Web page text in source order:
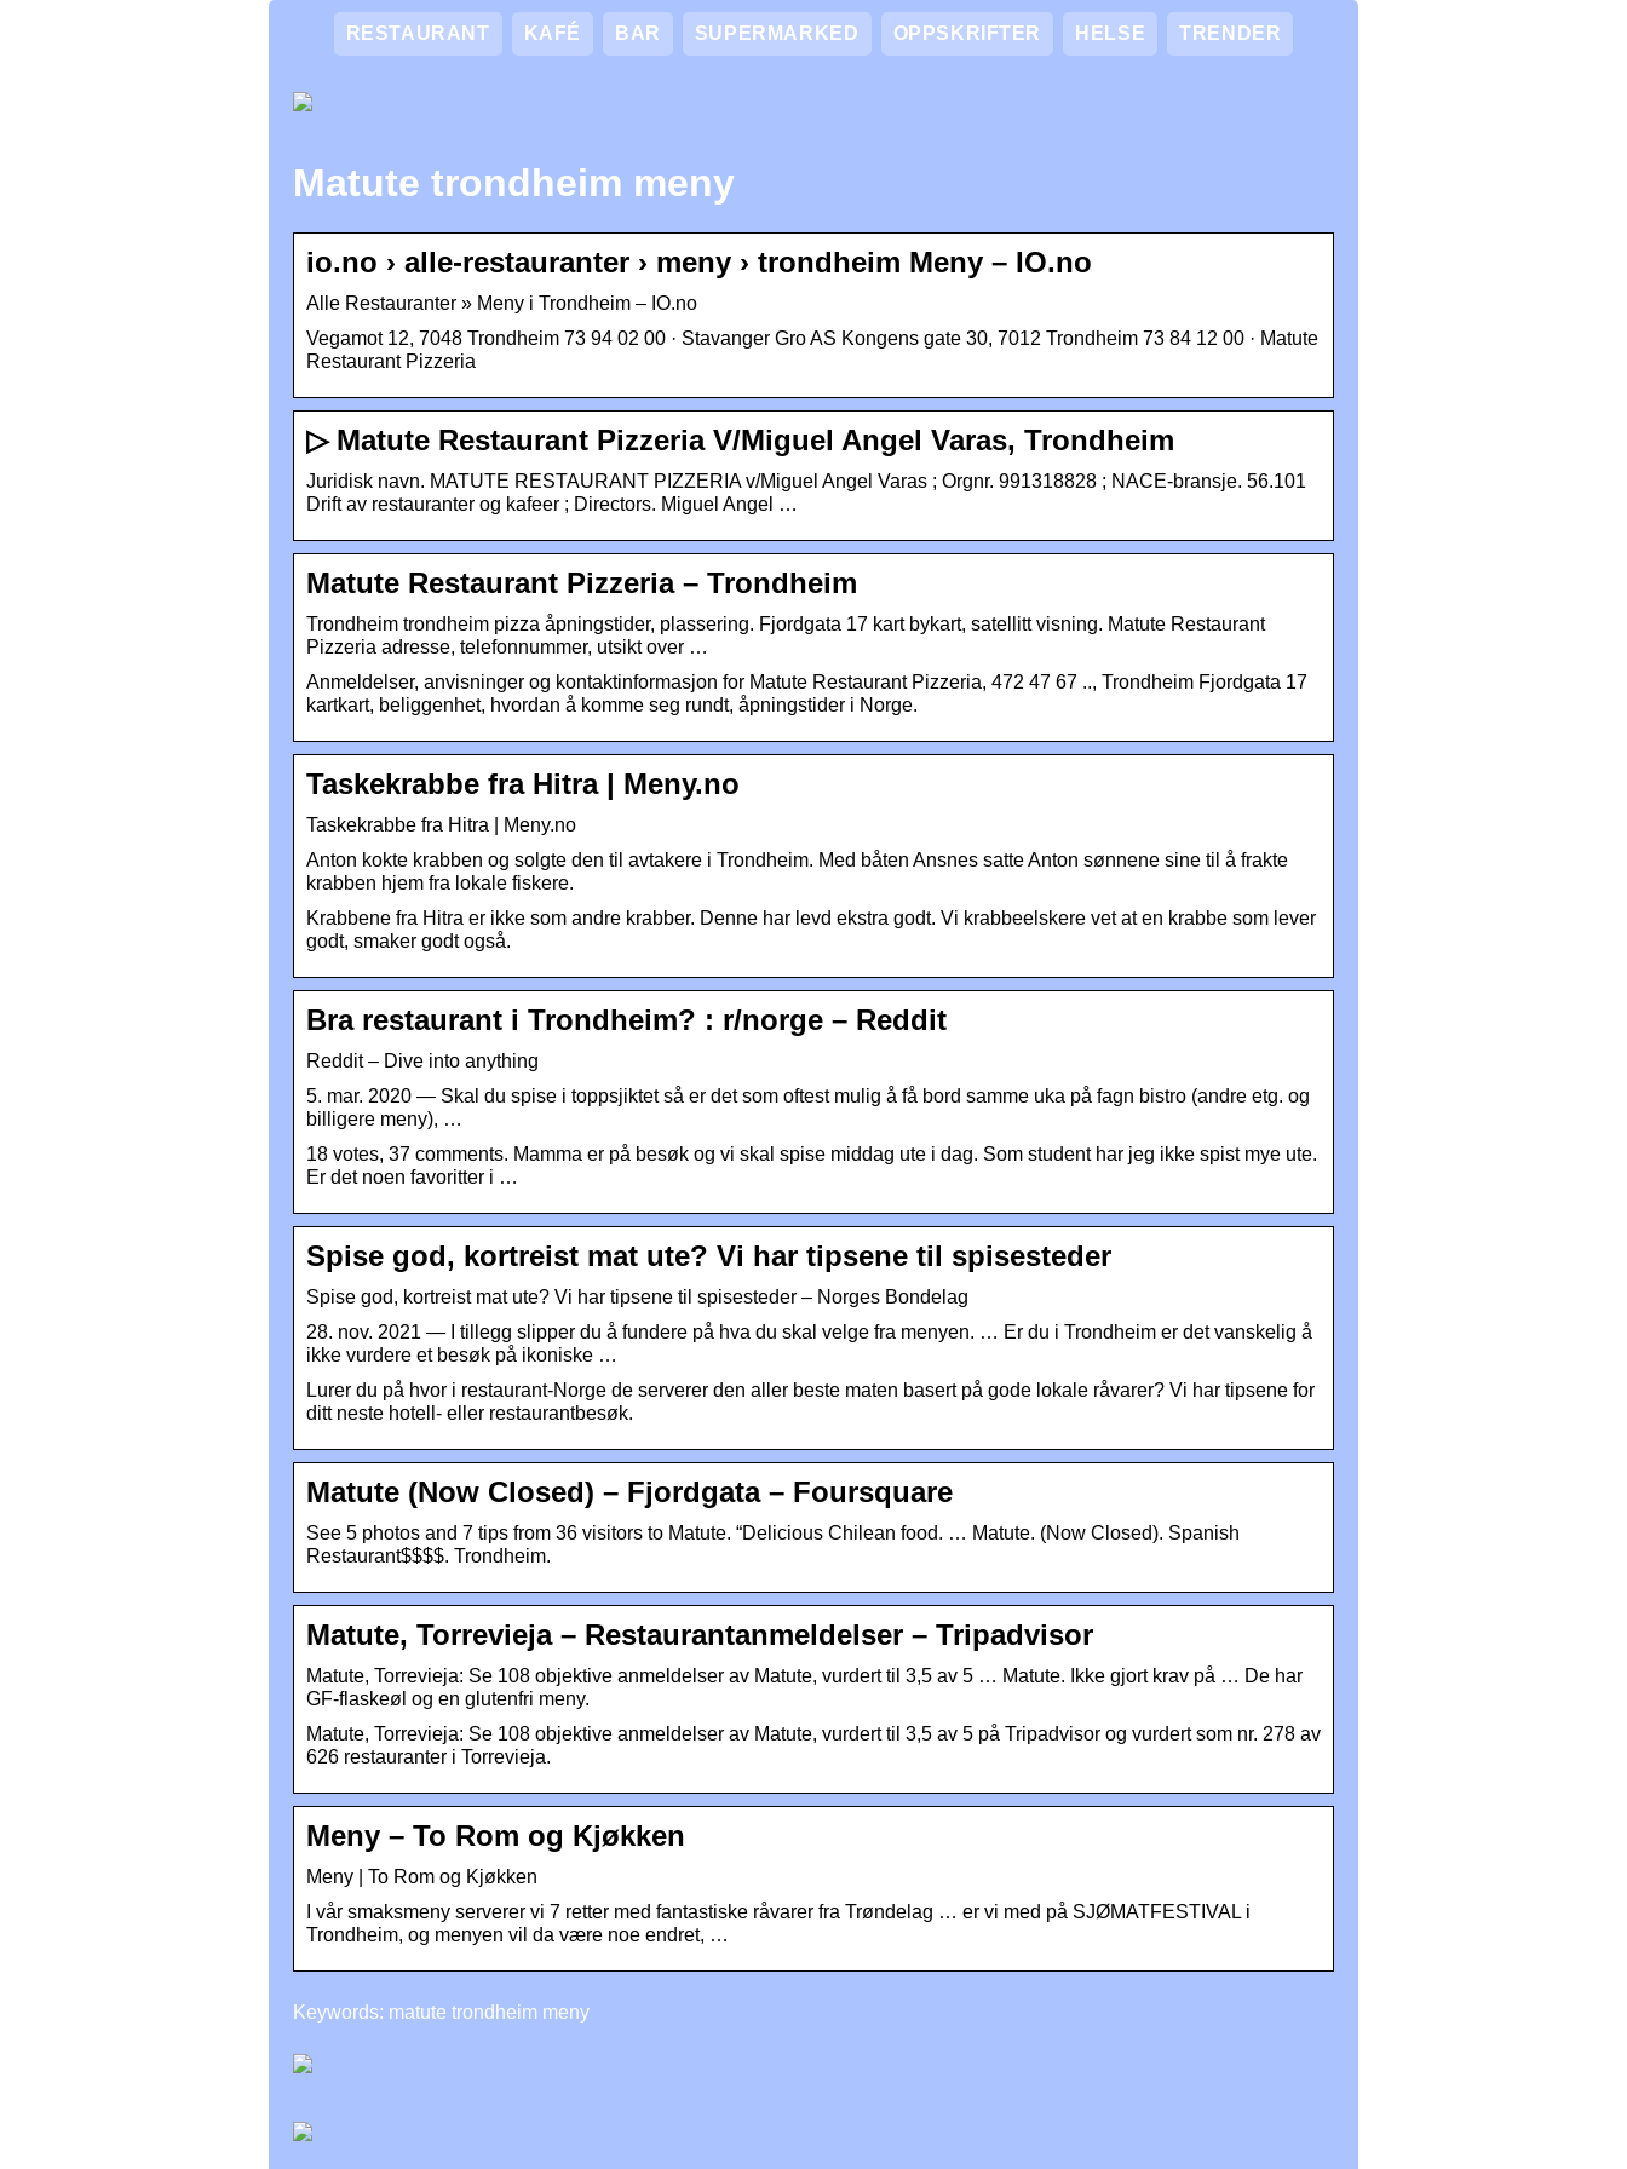
RESTAURANT KAFÉ BAR SUPERMARKED OPPSKRIFTER HELSE TRENDER
Matute trondheim meny
io.no › alle-restauranter › meny › trondheim Meny – IO.no
Alle Restauranter » Meny i Trondheim – IO.no
Vegamot 12, 7048 Trondheim 73 94 02 00 · Stavanger Gro AS Kongens gate 30, 7012 Trondheim 73 84 12 00 · Matute
Restaurant Pizzeria
▷ Matute Restaurant Pizzeria V/Miguel Angel Varas, Trondheim
Juridisk navn. MATUTE RESTAURANT PIZZERIA v/Miguel Angel Varas ; Orgnr. 991318828 ; NACE-bransje. 56.101
Drift av restauranter og kafeer ; Directors. Miguel Angel …
Matute Restaurant Pizzeria – Trondheim
Trondheim trondheim pizza åpningstider, plassering. Fjordgata 17 kart bykart, satellitt visning. Matute Restaurant
Pizzeria adresse, telefonnummer, utsikt over …
Anmeldelser, anvisninger og kontaktinformasjon for Matute Restaurant Pizzeria, 472 47 67 .., Trondheim Fjordgata 17
kartkart, beliggenhet, hvordan å komme seg rundt, åpningstider i Norge.
Taskekrabbe fra Hitra | Meny.no
Taskekrabbe fra Hitra | Meny.no
Anton kokte krabben og solgte den til avtakere i Trondheim. Med båten Ansnes satte Anton sønnene sine til å frakte
krabben hjem fra lokale fiskere.
Krabbene fra Hitra er ikke som andre krabber. Denne har levd ekstra godt. Vi krabbeelskere vet at en krabbe som lever
godt, smaker godt også.
Bra restaurant i Trondheim? : r/norge – Reddit
Reddit – Dive into anything
5. mar. 2020 — Skal du spise i toppsjiktet så er det som oftest mulig å få bord samme uka på fagn bistro (andre etg. og
billigere meny), …
18 votes, 37 comments. Mamma er på besøk og vi skal spise middag ute i dag. Som student har jeg ikke spist mye ute.
Er det noen favoritter i …
Spise god, kortreist mat ute? Vi har tipsene til spisesteder
Spise god, kortreist mat ute? Vi har tipsene til spisesteder – Norges Bondelag
28. nov. 2021 — I tillegg slipper du å fundere på hva du skal velge fra menyen. … Er du i Trondheim er det vanskelig å
ikke vurdere et besøk på ikoniske …
Lurer du på hvor i restaurant-Norge de serverer den aller beste maten basert på gode lokale råvarer? Vi har tipsene for
ditt neste hotell- eller restaurantbesøk.
Matute (Now Closed) – Fjordgata – Foursquare
See 5 photos and 7 tips from 36 visitors to Matute. “Delicious Chilean food. … Matute. (Now Closed). Spanish
Restaurant$$$$. Trondheim.
Matute, Torrevieja – Restaurantanmeldelser – Tripadvisor
Matute, Torrevieja: Se 108 objektive anmeldelser av Matute, vurdert til 3,5 av 5 … Matute. Ikke gjort krav på … De har
GF-flaskeøl og en glutenfri meny.
Matute, Torrevieja: Se 108 objektive anmeldelser av Matute, vurdert til 3,5 av 5 på Tripadvisor og vurdert som nr. 278 av
626 restauranter i Torrevieja.
Meny – To Rom og Kjøkken
Meny | To Rom og Kjøkken
I vår smaksmeny serverer vi 7 retter med fantastiske råvarer fra Trøndelag … er vi med på SJØMATFESTIVAL i
Trondheim, og menyen vil da være noe endret, …
Keywords: matute trondheim meny